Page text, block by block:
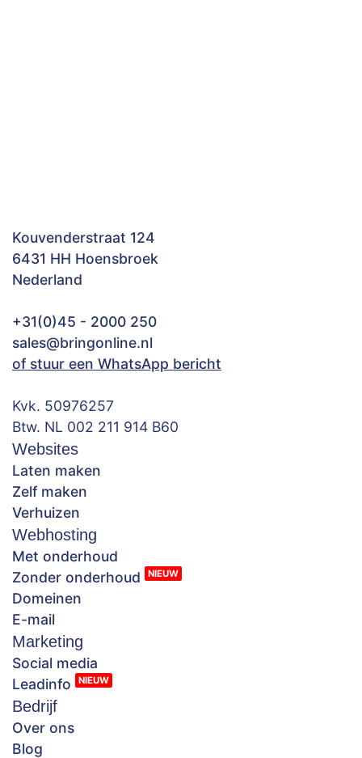
Kouvenderstraat 124
6431 HH Hoensbroek
Nederland
+31(0)45 - 2000 250
sales@bringonline.nl
of stuur een WhatsApp bericht
Kvk. 50976257
Btw. NL 002 211 914 B60
Websites
Laten maken
Zelf maken
Verhuizen
Webhosting
Met onderhoud
Zonder onderhoud
NIEUW
Domeinen
E-mail
Marketing
Social media
Leadinfo
NIEUW
Bedrijf
Over ons
Blog